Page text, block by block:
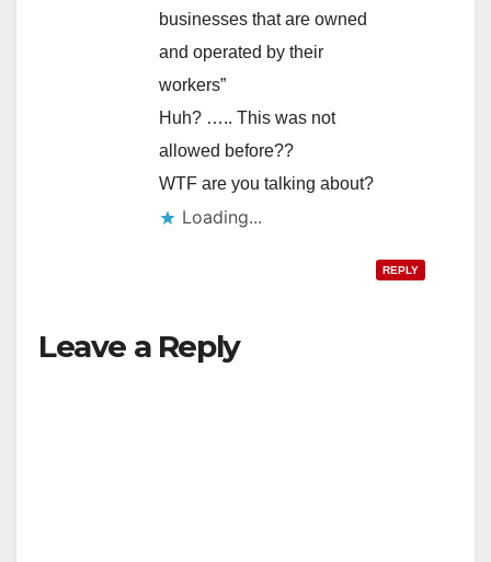
businesses that are owned
and operated by their
workers”
Huh? ….. This was not
allowed before??
WTF are you talking about?
Loading...
REPLY
Leave a Reply